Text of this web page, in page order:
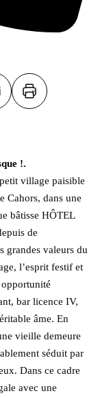
Imprimer
!.
village paisible
Cahors, dans une
bâtisse HÔTEL
de
grandes valeurs du
l’esprit festif et
bar licence IV,
âme. En
vieille demeure
séduit par
Dans ce cadre
avec une